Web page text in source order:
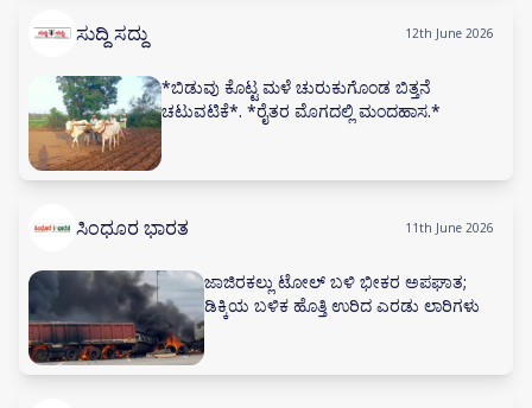
ಸುದ್ದಿ ಸದ್ದು 12th June 2026
*ಬಿಡುವು ಕೊಟ್ಟ ಮಳೆ ಚುರುಕುಗೊಂಡ ಬಿತ್ತನೆ
ಚಟುವಟಿಕೆ*. *ರೈತರ ಮೊಗದಲ್ಲಿ ಮಂದಹಾಸ.*
ಸಿಂಧೂರ ಭಾರತ 11th June 2026
ಜಾಜಿರಕಲ್ಲು ಟೋಲ್ ಬಳಿ ಭೀಕರ ಅಪಘಾತ;
ಡಿಕ್ಕಿಯ ಬಳಿಕ ಹೊತ್ತಿ ಉರಿದ ಎರಡು ಲಾರಿಗಳು